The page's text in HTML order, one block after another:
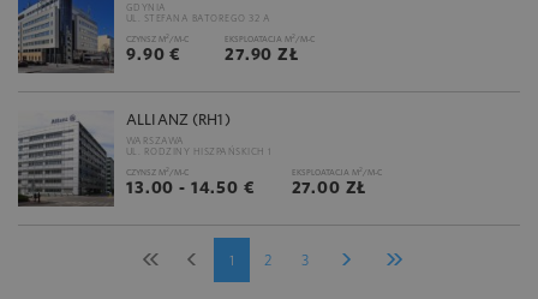
GDYNIA
UL. STEFANA BATOREGO 32 A
CZYNSZ M2 /M-C
9.90 €
EKSPLOATACJA M2 /M-C
27.90 ZŁ
ALLIANZ (RH1)
WARSZAWA
UL. RODZINY HISZPAŃSKICH 1
CZYNSZ M2 /M-C
13.00 - 14.50 €
EKSPLOATACJA M2 /M-C
27.00 ZŁ
1 2 3